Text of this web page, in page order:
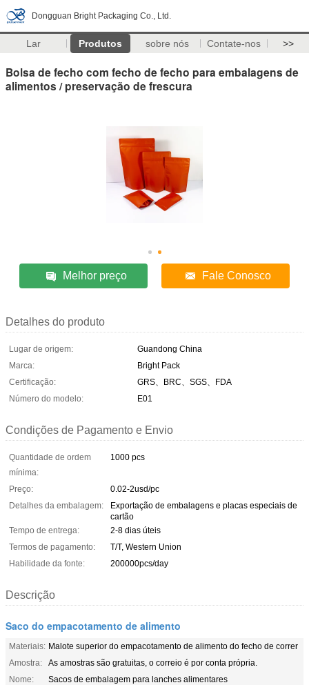
Dongguan Bright Packaging Co., Ltd.
Lar Produtos sobre nós Contate-nos >>
Bolsa de fecho com fecho de fecho para embalagens de
alimentos / preservação de frescura
Melhor preço Fale Conosco
Detalhes do produto
Lugar de origem:
Guandong China
Marca:
Bright Pack
Certificação:
GRS、BRC、SGS、FDA
Número do modelo:
E01
Condições de Pagamento e Envio
Quantidade de ordem
mínima:
1000 pcs
Preço:
0.02-2usd/pc
Detalhes da embalagem:
Exportação de embalagens e placas especiais de
cartão
Tempo de entrega:
2-8 dias úteis
Termos de pagamento:
T/T, Western Union
Habilidade da fonte:
200000pcs/day
Descrição
Saco do empacotamento de alimento
Materiais: Malote superior do empacotamento de alimento do fecho de correr
Amostra:
As amostras são gratuitas, o correio é por conta própria.
Nome:
Sacos de embalagem para lanches alimentares